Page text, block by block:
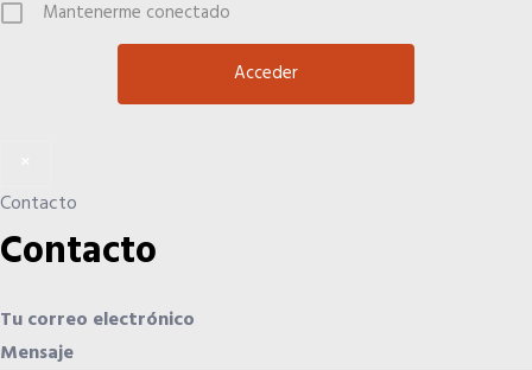
Mantenerme conectado
Contacto
Contacto
Tu correo electrónico
Mensaje